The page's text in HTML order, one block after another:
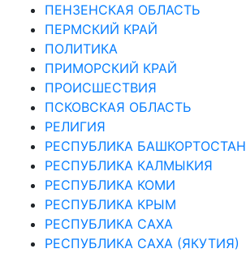
ПЕНЗЕНСКАЯ ОБЛАСТЬ
ПЕРМСКИЙ КРАЙ
ПОЛИТИКА
ПРИМОРСКИЙ КРАЙ
ПРОИСШЕСТВИЯ
ПСКОВСКАЯ ОБЛАСТЬ
РЕЛИГИЯ
РЕСПУБЛИКА БАШКОРТОСТАН
РЕСПУБЛИКА КАЛМЫКИЯ
РЕСПУБЛИКА КОМИ
РЕСПУБЛИКА КРЫМ
РЕСПУБЛИКА САХА
РЕСПУБЛИКА САХА (ЯКУТИЯ)